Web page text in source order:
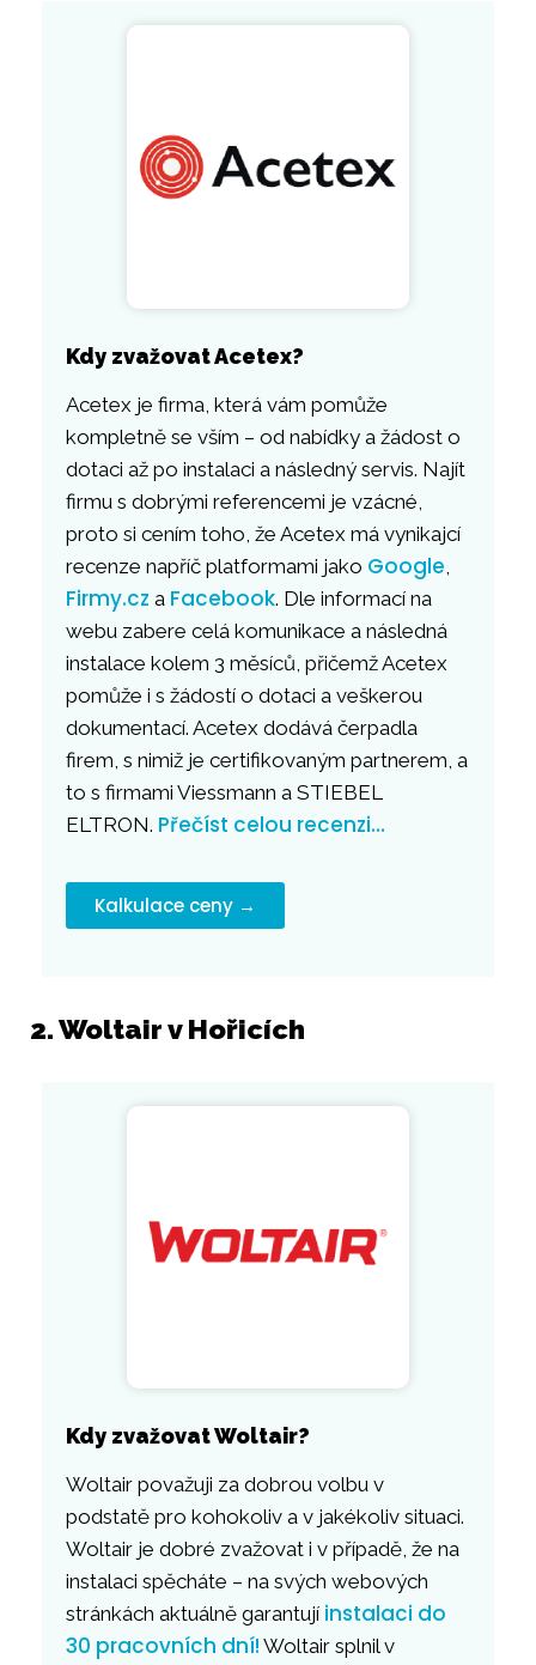
Kdy zvažovat Acetex?
Acetex je firma, která vám pomůže
kompletně se vším – od nabídky a žádost o
dotaci až po instalaci a následný servis. Najít
firmu s dobrými referencemi je vzácné,
proto si cením toho, že Acetex má vynikajcí
recenze napříč platformami jako Google
Firmy.cz a Facebook. Dle informací na
webu zabere celá komunikace a následná
instalace kolem 3 měsíců, přičemž Acetex
pomůže i s žádostí o dotaci a veškerou
dokumentací. Acetex dodává čerpadla
firem, s nimiž je certifikovaným partnerem, a
to s firmami Viessmann a STIEBEL
ELTRON. Přečíst celou recenzi…
Kalkulace ceny →
2. Woltair v Hořicích
Kdy zvažovat Woltair?
Woltair považuji za dobrou volbu v
podstatě pro kohokoliv a v jakékoliv situaci.
Woltair je dobré zvažovat i v případě, že na
instalaci spěcháte – na svých webových
stránkách aktuálně garantují instalaci do
30 pracovních dní! Woltair splnil v